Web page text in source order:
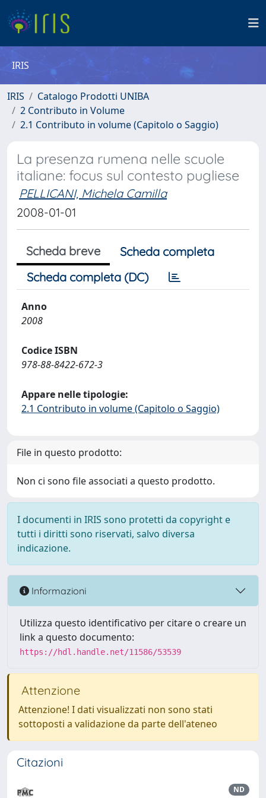
IRIS
IRIS
Catalogo Prodotti UNIBA
2 Contributo in Volume
2.1 Contributo in volume (Capitolo o Saggio)
La presenza rumena nelle scuole
italiane: focus sul contesto pugliese
PELLICANI, Michela Camilla
2008-01-01
Scheda breve
Scheda completa
Scheda completa (DC)
Anno
2008
Codice ISBN
978-88-8422-672-3
Appare nelle tipologie:
2.1 Contributo in volume (Capitolo o Saggio)
File in questo prodotto:
Non ci sono file associati a questo prodotto.
I documenti in IRIS sono protetti da copyright e
tutti i diritti sono riservati, salvo diversa
indicazione.
Informazioni
Utilizza questo identificativo per citare o creare un
link a questo documento:
https://hdl.handle.net/11586/53539
Attenzione
Attenzione! I dati visualizzati non sono stati
sottoposti a validazione da parte dell'ateneo
Citazioni
ND